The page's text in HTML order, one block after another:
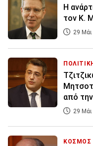
Η
τον Κ.
29
από
29
ΚΟΣΜΟΣ